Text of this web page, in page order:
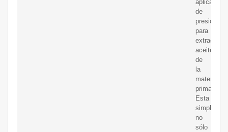
aplicación
de
presión
para
extraer
aceite
de
la
materia
prima.
Esta
simplicidad
no
sólo